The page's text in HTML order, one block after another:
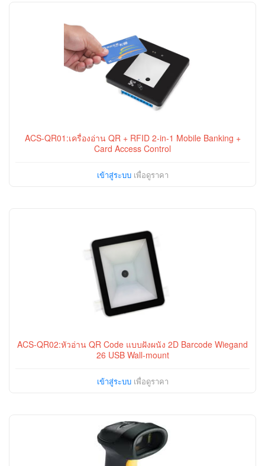
ACS-QR01:เครื่องอ่าน QR + RFID 2-in-1 Mobile Banking +
Card Access Control
เข้าสู่ระบบเพื่อดูราคา
ACS-QR02:หัวอ่าน QR Code แบบฝังผนัง 2D Barcode Wiegand
26 USB Wall-mount
เข้าสู่ระบบเพื่อดูราคา